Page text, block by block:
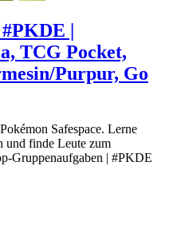
|
TCG Pocket,
Purpur, Go
Safespace. Lerne
und finde Leute zum
Gruppenaufgaben | #PKDE